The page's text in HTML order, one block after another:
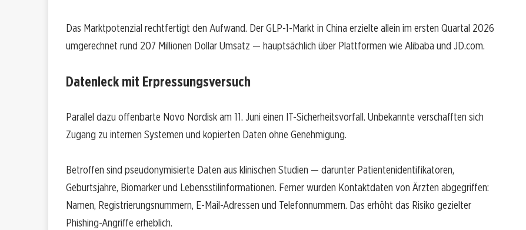
Das Marktpotenzial rechtfertigt den Aufwand. Der GLP-1-Markt in China erzielte allein im ersten Quartal 2026
umgerechnet rund 207 Millionen Dollar Umsatz — hauptsächlich über Plattformen wie Alibaba und JD.com.
Datenleck mit Erpressungsversuch
Parallel dazu offenbarte Novo Nordisk am 11. Juni einen IT-Sicherheitsvorfall. Unbekannte verschafften sich
Zugang zu internen Systemen und kopierten Daten ohne Genehmigung.
Betroffen sind pseudonymisierte Daten aus klinischen Studien — darunter Patientenidentifikatoren,
Geburtsjahre, Biomarker und Lebensstilinformationen. Ferner wurden Kontaktdaten von Ärzten abgegriffen:
Namen, Registrierungsnummern, E-Mail-Adressen und Telefonnummern. Das erhöht das Risiko gezielter
Phishing-Angriffe erheblich.